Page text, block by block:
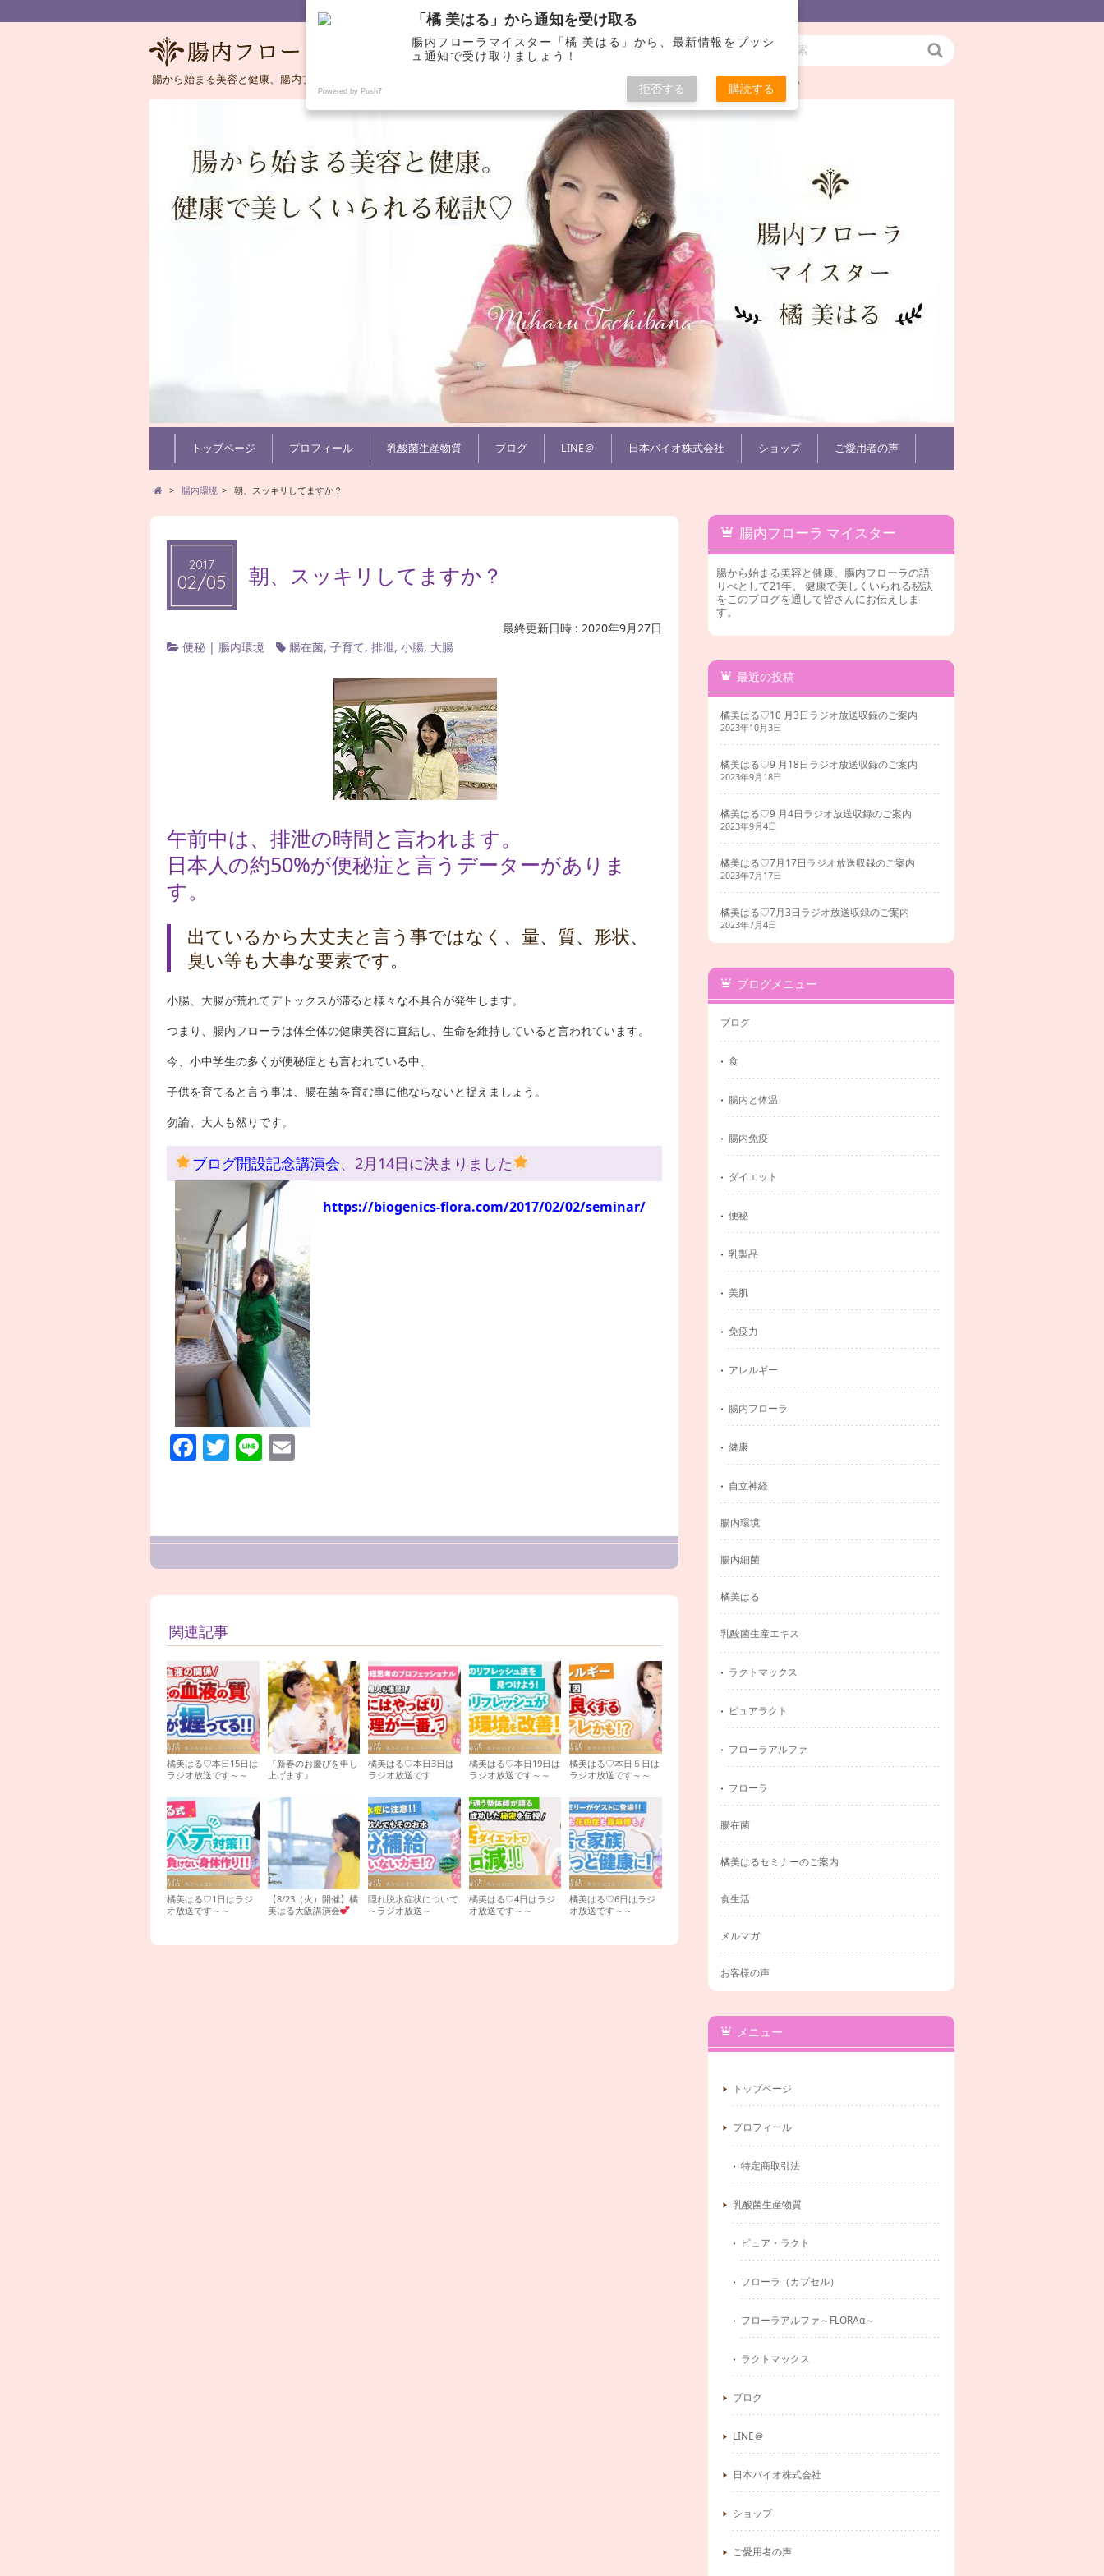
腸から始まる美容と健康、腸内フローラの語りべとして21年。 健康で美しくいられる秘訣をこのブログを通して皆さんにお伝えします。
索
トップページ プロフィール 乳酸菌生産物質 ブログ LINE＠ 日本バイオ株式会社 ショップ ご愛用者の声
> 腸内環境 > 朝、スッキリしてますか？
2017
02/05 朝、スッキリしてますか？
最終更新日時 : 2020年9月27日
便秘 | 腸内環境 腸在菌,子育て,排泄,小腸, 大腸
午前中は、排泄の時間と言われます。
日本人の約50%が便秘症と言うデーターがありま
す。
出ているから大丈夫と言う事ではなく、量、質、形状、
臭い等も大事な要素です。
小腸、大腸が荒れてデトックスが滞ると様々な不具合が発生します。
つまり、腸内フローラは体全体の健康美容に直結し、生命を維持していると言われています。
今、小中学生の多くが便秘症とも言われている中、
子供を育てると言う事は、腸在菌を育む事に他ならないと捉えましょう。
勿論、大人も然りです。
ブログ開設記念講演会、2月14日に決まりました
https://biogenics-flora.com/2017/02/02/seminar/
Facebook
Twitter
Line
関連記事
橘美はる♡本日15日は
ラジオ放送です～～
『新春のお慶びを申し
上げます』
橘美はる♡本日3日は
ラジオ放送です
橘美はる♡本日19日は
ラジオ放送です～～
橘美はる♡本日５日は
ラジオ放送です～～
橘美はる♡1日はラジ
オ放送です～～
【8/23（火）開催】橘
美はる大阪講演会
隠れ脱水症状について
～ラジオ放送～
橘美はる♡4日はラジ
オ放送です～～
橘美はる♡6日はラジ
オ放送です～～
腸内フローラ マイスター
腸から始まる美容と健康、腸内フローラの語
りべとして21年。 健康で美しくいられる秘訣
をこのブログを通して皆さんにお伝えしま
す。
最近の投稿
橘美はる♡10 月3日ラジオ放送収録のご案内
2023年10月3日
橘美はる♡9 月18日ラジオ放送収録のご案内
2023年9月18日
橘美はる♡9 月4日ラジオ放送収録のご案内
2023年9月4日
橘美はる♡7月17日ラジオ放送収録のご案内
2023年7月17日
橘美はる♡7月3日ラジオ放送収録のご案内
2023年7月4日
ブログメニュー
ブログ
食
腸内と体温
腸内免疫
ダイエット
便秘
乳製品
美肌
免疫力
アレルギー
腸内フローラ
健康
自立神経
腸内環境
腸内細菌
橘美はる
乳酸菌生産エキス
ラクトマックス
ピュアラクト
フローラアルファ
フローラ
腸在菌
橘美はるセミナーのご案内
食生活
メルマガ
お客様の声
メニュー
トップページ
プロフィール
特定商取引法
乳酸菌生産物質
ピュア・ラクト
フローラ（カプセル）
フローラアルファ～FLORAα～
ラクトマックス
ブログ
LINE＠
日本バイオ株式会社
ショップ
ご愛用者の声
「橘 美はる」から通知を受け取る
腸内フローラマイスター「橘 美はる」から、最新情報をプッシ
ュ通知で受け取りましょう！
Powered by Push7 拒否する 購読する